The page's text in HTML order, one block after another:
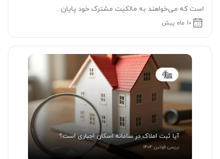
است که می‌خواهند به مالکیت مشترک خود پایان...
10 ماه پیش